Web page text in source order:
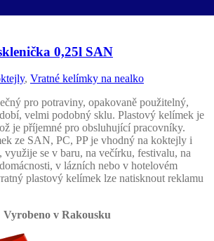
0,25l SAN
, Vratné kelímky na nealko
pro potraviny, opakovaně použitelný,
velmi podobný sklu. Plastový kelímek je
je příjemné pro obsluhující pracovníky.
ze SAN, PC, PP je vhodný na koktejly i
využije se v baru, na večírku, festivalu, na
v lázních nebo v hotelovém
plastový kelímek lze natisknout reklamu
Vyrobeno v Rakousku